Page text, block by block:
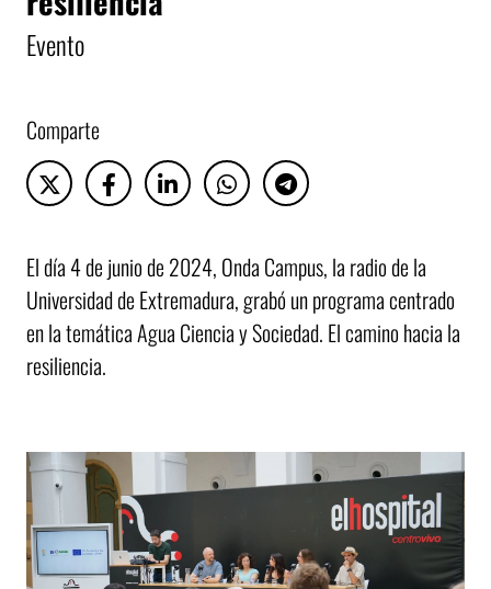
Evento
Comparte
El día 4 de junio de 2024, Onda Campus, la radio de la
Universidad de Extremadura, grabó un programa centrado
en la temática Agua Ciencia y Sociedad. El camino hacia la
resiliencia.